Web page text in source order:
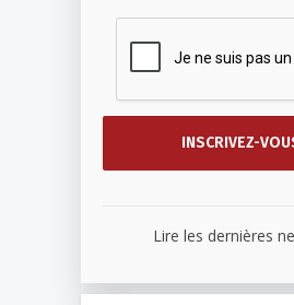
Lire les dernières